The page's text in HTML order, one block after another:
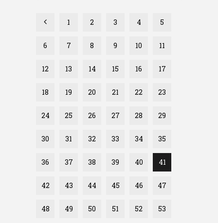
1 2 3 4 5
6 7 8 9 10 11
12 13 14 15 16 17
18 19 20 21 22 23
24 25 26 27 28 29
30 31 32 33 34 35
36 37 38 39 40 41
42 43 44 45 46 47
48 49 50 51 52 53